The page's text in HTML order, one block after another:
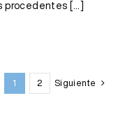
procedentes [...]
1 2 Siguiente